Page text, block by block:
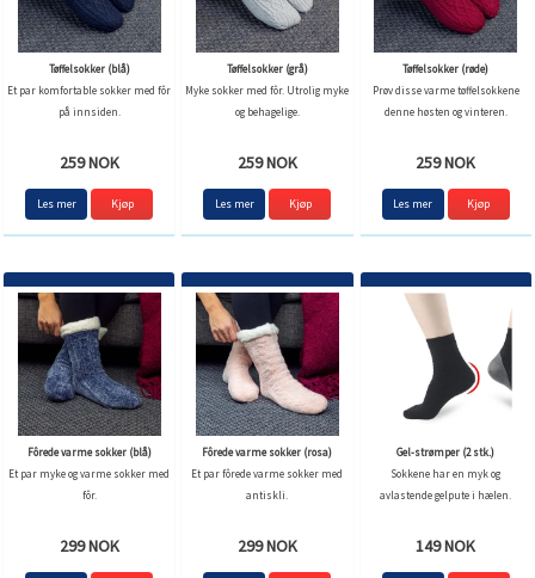
Tøffelsokker (blå)
Et par komfortable sokker med fôr
på innsiden.
259 NOK
Les mer Kjøp
Tøffelsokker (grå)
Myke sokker med fôr. Utrolig myke
og behagelige.
259 NOK
Les mer Kjøp
Tøffelsokker (røde)
Prøv disse varme tøffelsokkene
denne høsten og vinteren.
259 NOK
Les mer Kjøp
Fôrede varme sokker (blå)
Et par myke og varme sokker med
fôr.
299 NOK
Fôrede varme sokker (rosa)
Et par fôrede varme sokker med
antiskli.
299 NOK
Gel-strømper (2 stk.)
Sokkene har en myk og
avlastende gelpute i hælen.
149 NOK